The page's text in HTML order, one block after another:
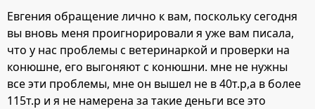
Евгения обращение лично к вам, поскольку сегодня
вы вновь меня проигнорировали я уже вам писала,
что у нас проблемы с ветеринаркой и проверки на
конюшне, его выгоняют с конюшни. мне не нужны
все эти проблемы, мне он вышел не в 40т.р,а в более
115т.р и я не намерена за такие деньги все это